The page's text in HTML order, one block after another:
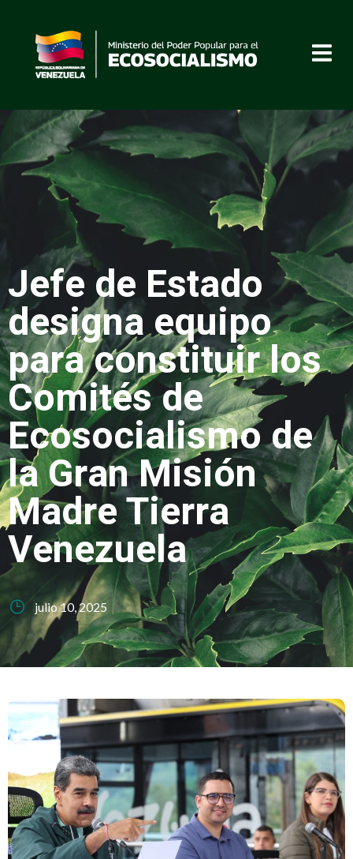
Jefe de Estado
designa equipo
para constituir los
Comités de
Ecosocialismo de
la Gran Misión
Madre Tierra
Venezuela
julio 10, 2025